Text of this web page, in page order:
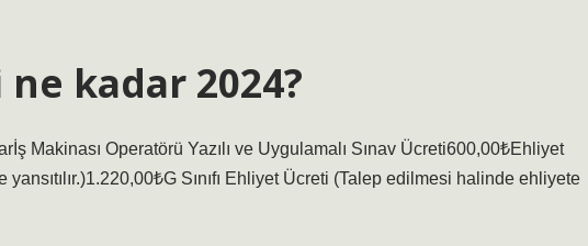
kadar 2024?
Makinası Operatörü Yazılı ve Uygulamalı Sınav Ücreti600,00₺Ehliyet
Sınıfı Ehliyet Ücreti (Talep edilmesi halinde ehliyete